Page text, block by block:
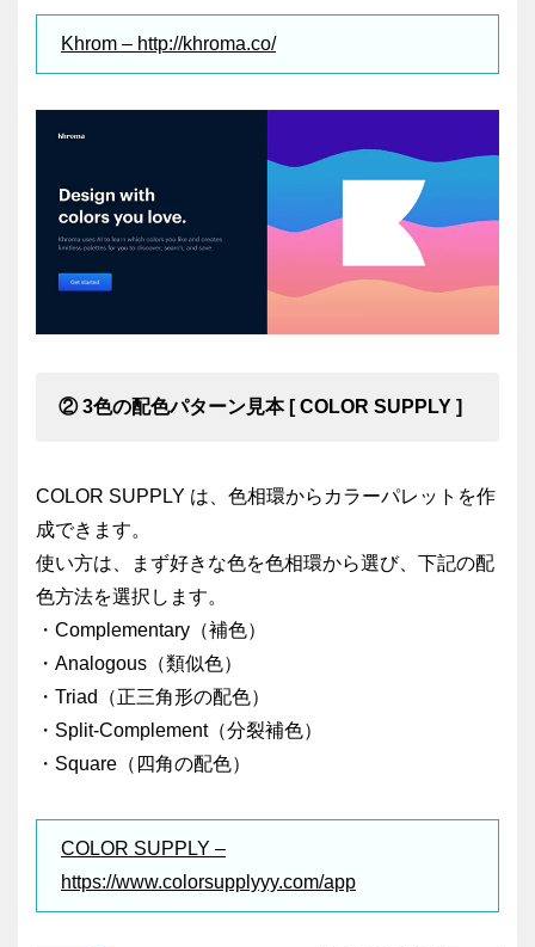
Khrom – http://khroma.co/
② 3色の配色パターン見本 [ COLOR SUPPLY ]
COLOR SUPPLY は、色相環からカラーパレットを作
成できます。
使い方は、まず好きな色を色相環から選び、下記の配
色方法を選択します。
・Complementary（補色）
・Analogous（類似色）
・Triad（正三角形の配色）
・Split-Complement（分裂補色）
・Square（四角の配色）
COLOR SUPPLY –
https://www.colorsupplyyy.com/app